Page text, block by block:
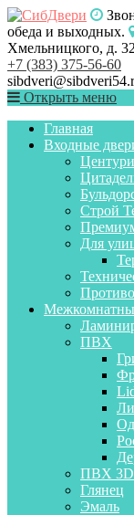
обеда и выходных.
Хмельницкого, д.
+7 (383) 375-56-60
Открыть меню
Главная
Входные
Строй
Для
ПВХ
ПВХ 3D
Глянец
Эмаль